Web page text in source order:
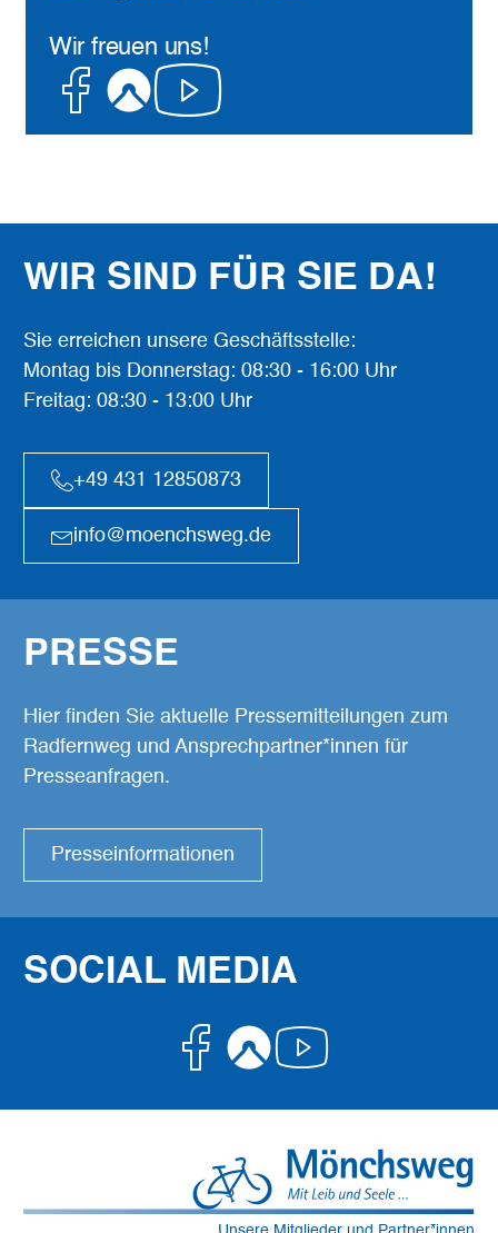
Wir freuen uns!
Facebook
KomootYoutube
WIR SIND FÜR SIE DA!
Sie erreichen unsere Geschäftsstelle:
Montag bis Donnerstag: 08:30 - 16:00 Uhr
Freitag: 08:30 - 13:00 Uhr
+49 431 12850873
info@moenchsweg.de
PRESSE
Hier finden Sie aktuelle Pressemitteilungen zum
Radfernweg und Ansprechpartner*innen für
Presseanfragen.
Presseinformationen
SOCIAL MEDIA
Facebook
Komoot
Youtube